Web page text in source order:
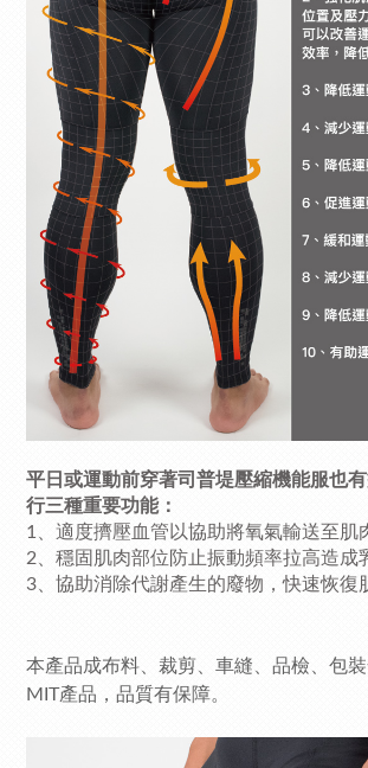
平日或運動前穿著司普堤壓縮機能服也
行三種重要功能：
1、適度擠壓血管以協助將氧氣輸送至肌
2、穩固肌肉部位防止振動頻率拉高造成
3、協助消除代謝產生的廢物，快速恢復
本產品成布料、裁剪、車縫、品檢、包裝
MIT產品，品質有保障。